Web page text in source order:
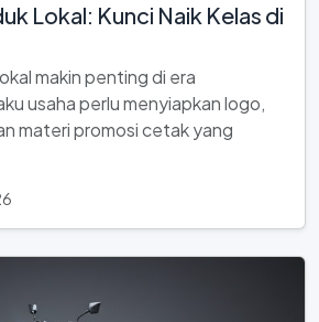
Lokal: Kunci Naik Kelas di
makin penting di era
usaha perlu menyiapkan logo,
materi promosi cetak yang